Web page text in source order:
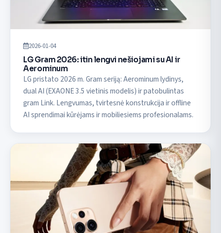
2026-01-04
LG Gram 2026: itin lengvi nešiojami su AI ir
Aerominum
LG pristato 2026 m. Gram seriją: Aerominum lydinys,
dual AI (EXAONE 3.5 vietinis modelis) ir patobulintas
gram Link. Lengvumas, tvirtesnė konstrukcija ir offline
AI sprendimai kūrėjams ir mobiliesiems profesionalams.